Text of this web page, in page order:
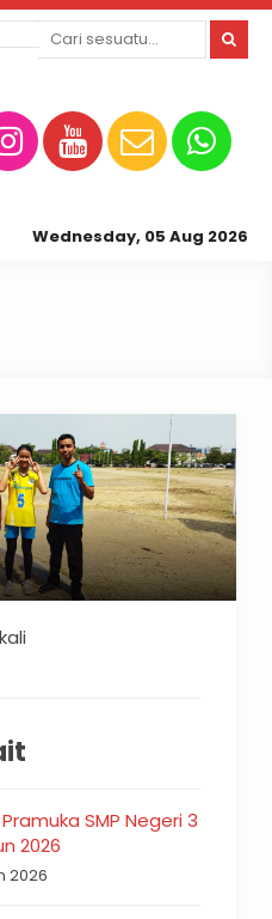
Wednesday, 05 Aug 2026
SMP Negeri 3
2026
2026